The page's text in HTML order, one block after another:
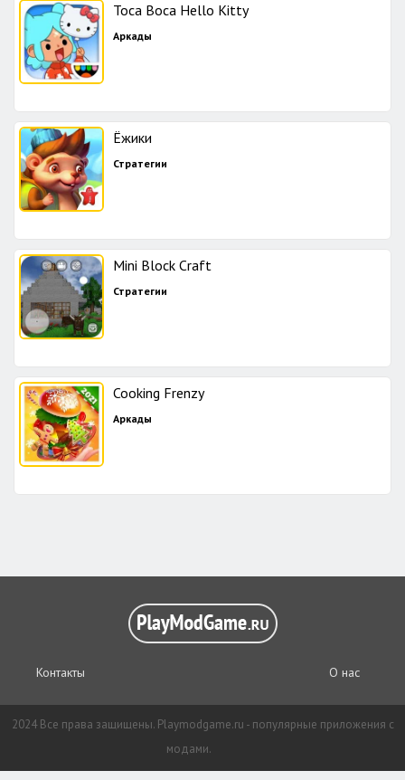
Toca Boca Hello Kitty
Аркады
Ёжики
Стратегии
Mini Block Craft
Стратегии
Cooking Frenzy
Аркады
Контакты О нас
2024 Все права защищены. Playmodgame.ru - популярные приложения с
модами.